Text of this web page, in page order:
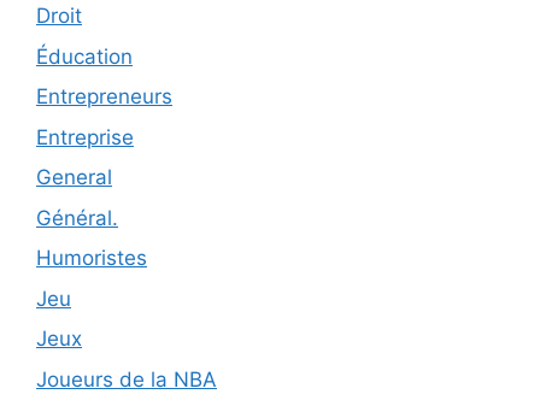
Droit
Éducation
Entrepreneurs
Entreprise
General
Général.
Humoristes
Jeu
Jeux
Joueurs de la NBA